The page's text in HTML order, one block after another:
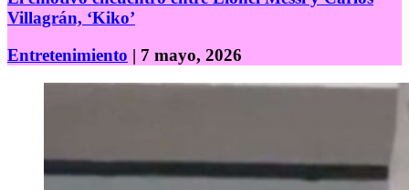
Villagrán, ‘Kiko’
Entretenimiento | 7 mayo, 2026